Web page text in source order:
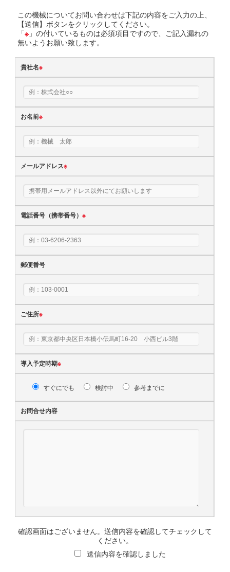
この機械についてお問い合わせは下記の内容をご入力の上、
【送信】ボタンをクリックしてください。
「※ 」の付いているものは必須項目ですので、ご記入漏れの
無いようお願い致します。
貴社名※
お名前※
メールアドレス※
電話番号（携帯番号）※
郵便番号
ご住所※
導入予定時期※
すぐにでも 検討中 参考までに
お問合せ内容
確認画面はございません。送信内容を確認してチェックして
ください。
送信内容を確認しました